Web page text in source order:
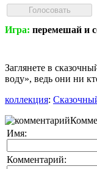
Игра: перемешай и
Заглянете в
воду», ведь они ни
коллекция:
Имя:
Комментарий: